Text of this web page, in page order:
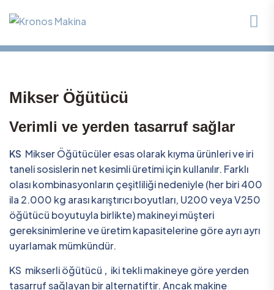
Mikser Öğütücü
Verimli ve yerden tasarruf sağlar
KS Mikser Öğütücüler esas olarak kıyma ürünleri ve iri
taneli sosislerin net kesimli üretimi için kullanılır. Farklı
olası kombinasyonların çeşitliliği nedeniyle (her biri 400
ila 2.000 kg arası karıştırıcı boyutları, U200 veya V250
öğütücü boyutuyla birlikte) makineyi müşteri
gereksinimlerine ve üretim kapasitelerine göre ayrı ayrı
uyarlamak mümkündür.
KS mikserli öğütücü , iki tekli makineye göre yerden
tasarruf sağlayan bir alternatiftir. Ancak makine